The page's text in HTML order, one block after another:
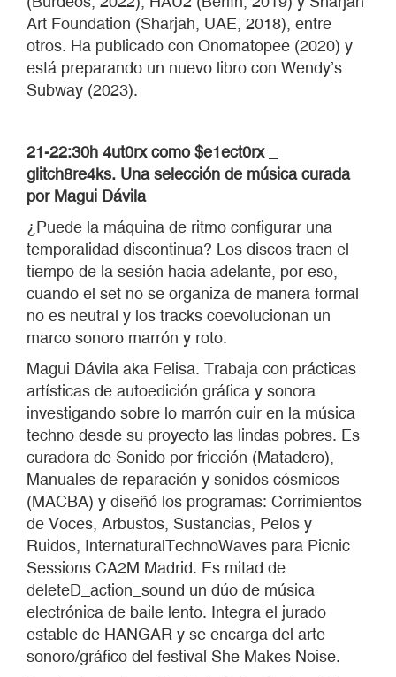
Art Foundation (Sharjah, UAE, 2018), entre
otros. Ha publicado con Onomatopee (2020) y
está preparando un nuevo libro con Wendy’s
Subway (2023).
21-22:30h 4ut0rx como $e1ect0rx _
glitch8re4ks. Una selección de música curada
por Magui Dávila
¿Puede la máquina de ritmo configurar una
temporalidad discontinua? Los discos traen el
tiempo de la sesión hacia adelante, por eso,
cuando el set no se organiza de manera formal
no es neutral y los tracks coevolucionan un
marco sonoro marrón y roto.
Magui Dávila aka Felisa. Trabaja con prácticas
artísticas de autoedición gráfica y sonora
investigando sobre lo marrón cuir en la música
techno desde su proyecto las lindas pobres. Es
curadora de Sonido por fricción (Matadero),
Manuales de reparación y sonidos cósmicos
(MACBA) y diseñó los programas: Corrimientos
de Voces, Arbustos, Sustancias, Pelos y
Ruidos, InternaturalTechnoWaves para Picnic
Sessions CA2M Madrid. Es mitad de
deleteD_action_sound un dúo de música
electrónica de baile lento. Integra el jurado
estable de HANGAR y se encarga del arte
sonoro/gráfico del festival She Makes Noise.